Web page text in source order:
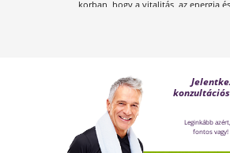
A FÉRFIASSÁG
OKAI, TÜNETEI